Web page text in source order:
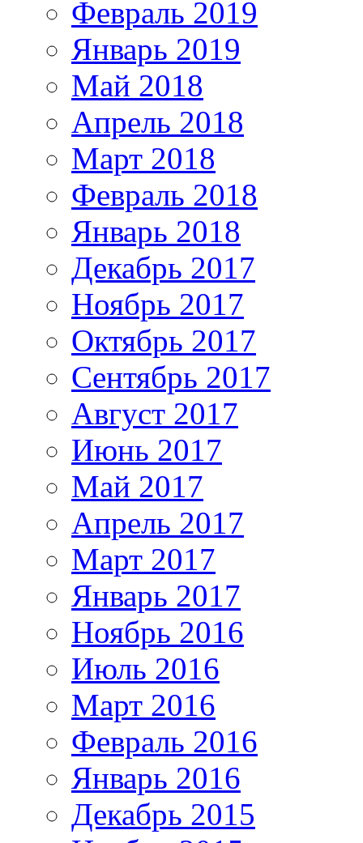
Февраль 2019
Январь 2019
Май 2018
Апрель 2018
Март 2018
Февраль 2018
Январь 2018
Декабрь 2017
Ноябрь 2017
Октябрь 2017
Сентябрь 2017
Август 2017
Июнь 2017
Май 2017
Апрель 2017
Март 2017
Январь 2017
Ноябрь 2016
Июль 2016
Март 2016
Февраль 2016
Январь 2016
Декабрь 2015